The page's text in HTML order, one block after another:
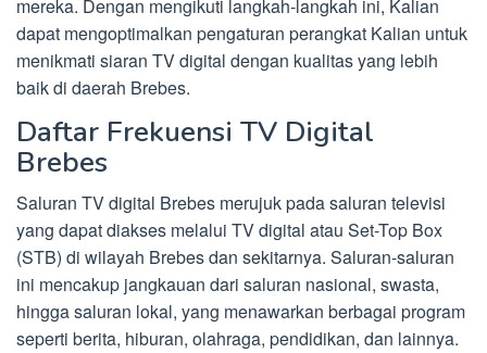
mereka. Dengan mengikuti langkah-langkah ini, Kalian
dapat mengoptimalkan pengaturan perangkat Kalian untuk
menikmati siaran TV digital dengan kualitas yang lebih
baik di daerah Brebes.
Daftar Frekuensi TV Digital
Brebes
Saluran TV digital Brebes merujuk pada saluran televisi
yang dapat diakses melalui TV digital atau Set-Top Box
(STB) di wilayah Brebes dan sekitarnya. Saluran-saluran
ini mencakup jangkauan dari saluran nasional, swasta,
hingga saluran lokal, yang menawarkan berbagai program
seperti berita, hiburan, olahraga, pendidikan, dan lainnya.